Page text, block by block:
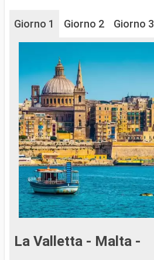
Giorno 1 Giorno 2 Giorno 3
La Valletta - Malta -